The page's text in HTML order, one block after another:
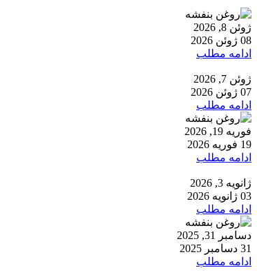
ژوئن 8, 2026
08 ژوئن 2026
ادامه مطلب
ژوئن 7, 2026
07 ژوئن 2026
ادامه مطلب
فوریه 19, 2026
19 فوریه 2026
ادامه مطلب
ژانویه 3, 2026
03 ژانویه 2026
ادامه مطلب
دسامبر 31, 2025
31 دسامبر 2025
ادامه مطلب